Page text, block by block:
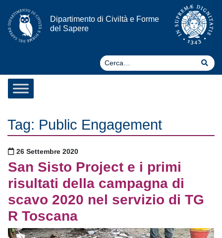
Vai al contenuto
Dipartimento di Civiltà e Forme
del Sapere
Tag: Public Engagement
Pubblicato il
26 Settembre 2020
San Sisto Project e i primi
risultati della campagna di
scavo 2020 nel servizio di TG
R Toscana